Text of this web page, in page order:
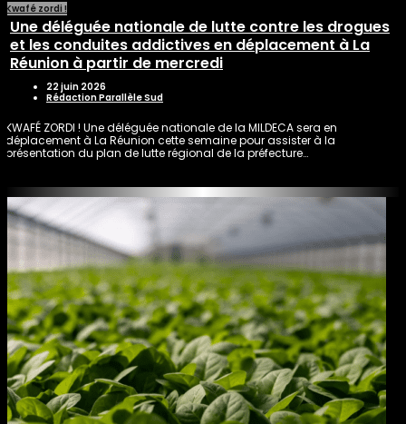
Kwafé zordi !
Une déléguée nationale de lutte contre les drogues
et les conduites addictives en déplacement à La
Réunion à partir de mercredi
22 juin 2026
Rédaction Parallèle Sud
KWAFÉ ZORDI ! Une déléguée nationale de la MILDECA sera en
déplacement à La Réunion cette semaine pour assister à la
présentation du plan de lutte régional de la préfecture…